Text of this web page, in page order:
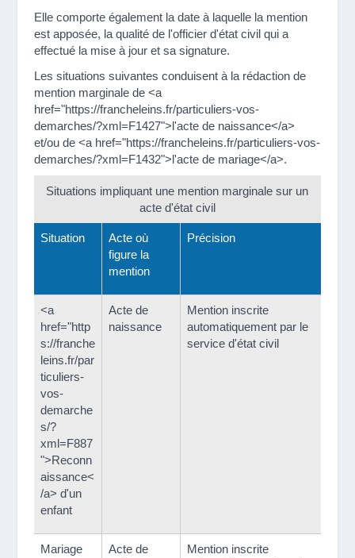
Elle comporte également la date à laquelle la mention
est apposée, la qualité de l'officier d'état civil qui a
effectué la mise à jour et sa signature.
Les situations suivantes conduisent à la rédaction de
mention marginale de <a
href="https://francheleins.fr/particuliers-vos-
demarches/?xml=F1427">l'acte de naissance</a>
et/ou de <a href="https://francheleins.fr/particuliers-vos-
demarches/?xml=F1432">l'acte de mariage</a>.
Situations impliquant une mention marginale sur un
acte d'état civil
Situation
Acte où
figure la
mention
Précision
<a
href="http
s://franche
leins.fr/par
ticuliers-
vos-
demarche
s/?
xml=F887
">Reconn
aissance<
/a> d'un
enfant
Acte de
naissance
Mention inscrite
automatiquement par le
service d'état civil
Mariage
Acte de
Mention inscrite